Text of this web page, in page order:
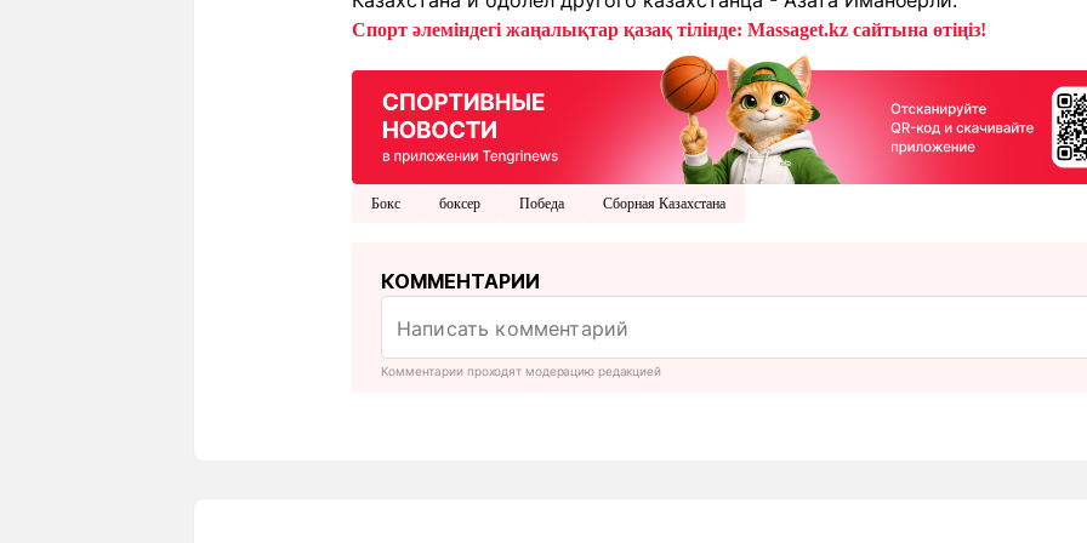
Спорт әлеміндегі жаңалықтар қазақ тілінде: Massaget.kz сайтына өтіңіз!
Бокс боксер Победа Сборная Казахстана
КОММЕНТАРИИ
Комментарии проходят модерацию редакцией